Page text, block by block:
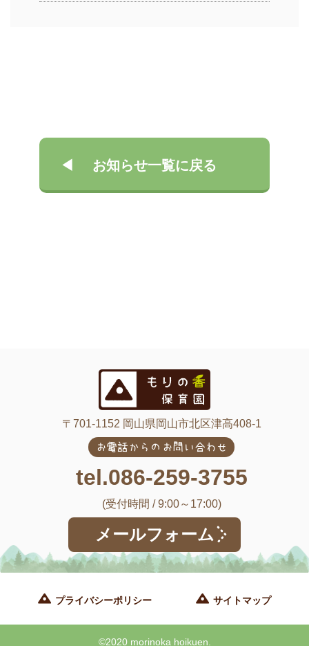
お知らせ一覧に戻る
〒701-1152 岡山県岡山市北区津高408-1
お電話からのお問い合わせ
tel.086-259-3755
(受付時間 / 9:00～17:00)
メールフォーム
プライバシーポリシー サイトマップ
©2020 morinoka hoikuen.